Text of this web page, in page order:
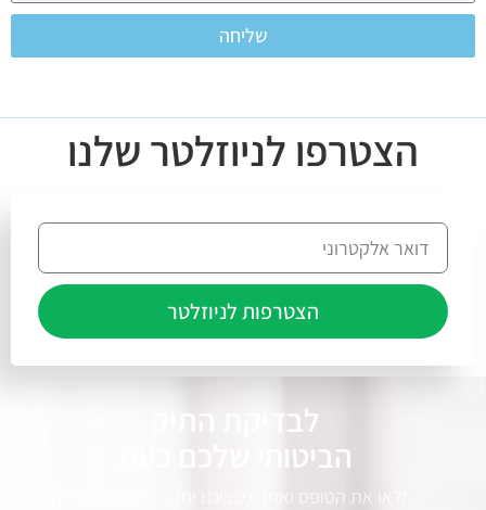
שליחה
הצטרפו לניוזלטר שלנו
הצטרפות לניוזלטר
לבדיקת התיק
הביטוחי שלכם כעת
מלאו את הטופס ואחד מנציגנו יחזור אליכם בהקדם